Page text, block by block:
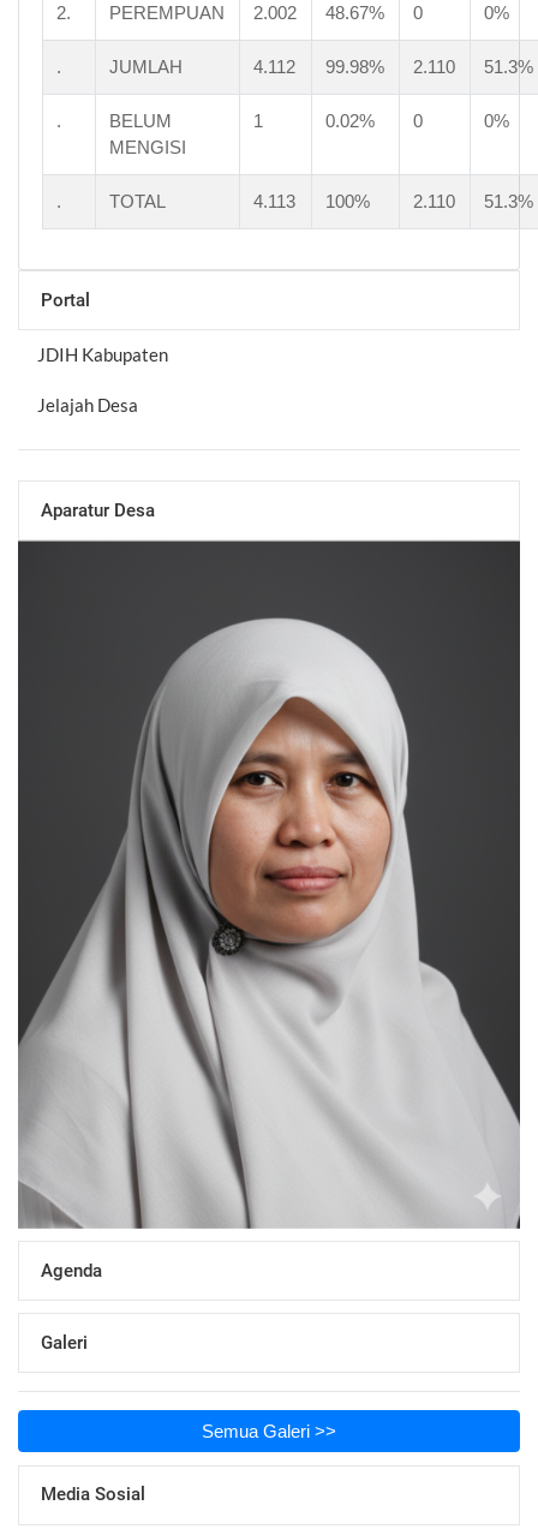
2. PEREMPUAN 2.002 48.67% 0 0%
. JUMLAH 4.112 99.98% 2.110 51.3%
.
BELUM
MENGISI
1 0.02% 0 0%
. TOTAL 4.113 100% 2.110 51.3%
Portal
JDIH Kabupaten
Jelajah Desa
Aparatur Desa
Agenda
Galeri
Semua Galeri >>
Media Sosial